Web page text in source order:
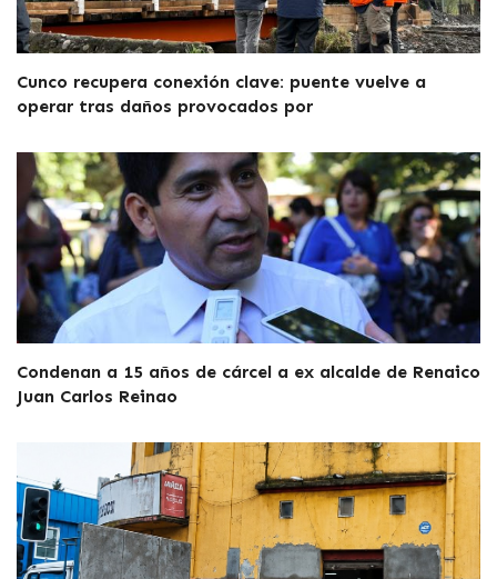
Cunco recupera conexión clave: puente vuelve a
operar tras daños provocados por
Condenan a 15 años de cárcel a ex alcalde de Renaico
Juan Carlos Reinao